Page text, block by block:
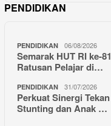
PENDIDIKAN
PENDIDIKAN 06/08/2026
Semarak HUT RI ke-
Ratusan Pelajar di…
PENDIDIKAN 31/07/2026
Perkuat Sinergi Tekan
Stunting dan Anak …